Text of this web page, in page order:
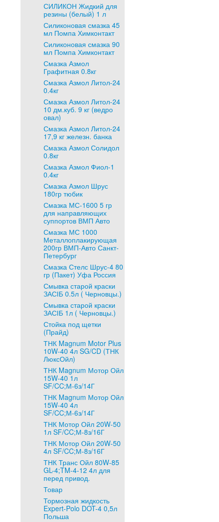
СИЛИКОН Жидкий для
резины (белый) 1 л
Силиконовая смазка 45
мл Помпа Химконтакт
Силиконовая смазка 90
мл Помпа Химконтакт
Смазка Азмол
Графитная 0.8кг
Смазка Азмол Литол-24
0.4кг
Смазка Азмол Литол-24
10 дм.куб. 9 кг (ведро
овал)
Смазка Азмол Литол-24
17,9 кг железн. банка
Смазка Азмол Солидол
0.8кг
Смазка Азмол Фиол-1
0.4кг
Смазка Азмол Шрус
180гр тюбик
Смазка МС-1600 5 гр
для направляющих
суппортов ВМП Авто
Смазка МС 1000
Металлоплакирующая
200гр ВМП-Авто Санкт-
Петербург
Смазка Стелс Шрус-4 80
гр (Пакет) Уфа Россия
Смывка старой краски
ЗАСІБ 0.5л ( Черновцы.)
Смывка старой краски
ЗАСІБ 1л ( Черновцы.)
Стойка под щетки
(Прайд)
ТНК Magnum Motor Plus
10W-40 4л SG/CD (ТНК
ЛюксОйл)
ТНК Magnum Мотор Ойл
15W-40 1л
SF/CC;М-6з/14Г
ТНК Magnum Мотор Ойл
15W-40 4л
SF/CC;М-6з/14Г
ТНК Мотор Ойл 20W-50
1л SF/CC;М-8з/16Г
ТНК Мотор Ойл 20W-50
4л SF/CC;М-8з/16Г
ТНК Транс Ойл 80W-85
GL-4;TM-4-12 4л для
перед привод.
Товар
Тормозная жидкость
Expert-Polo DOT-4 0,5л
Польша